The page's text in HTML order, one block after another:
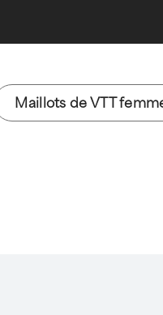
Maillots de VTT